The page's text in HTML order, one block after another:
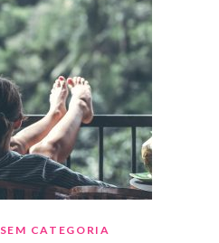
SEM CATEGORIA